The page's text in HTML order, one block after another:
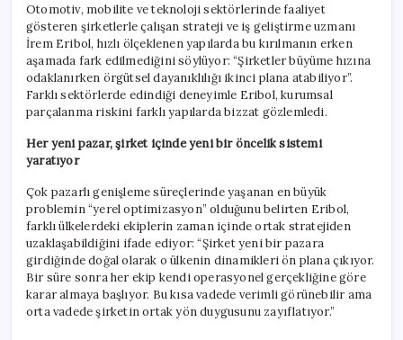
Otomotiv, mobilite ve teknoloji sektörlerinde faaliyet
gösteren şirketlerle çalışan strateji ve iş geliştirme uzmanı
İrem Eribol, hızlı ölçeklenen yapılarda bu kırılmanın erken
aşamada fark edilmediğini söylüyor: “Şirketler büyüme hızına
odaklanırken örgütsel dayanıklılığı ikinci plana atabiliyor”.
Farklı sektörlerde edindiği deneyimle Eribol, kurumsal
parçalanma riskini farklı yapılarda bizzat gözlemledi.
Her yeni pazar, şirket içinde yeni bir öncelik sistemi
yaratıyor
Çok pazarlı genişleme süreçlerinde yaşanan en büyük
problemin “yerel optimizasyon” olduğunu belirten Eribol,
farklı ülkelerdeki ekiplerin zaman içinde ortak stratejiden
uzaklaşabildiğini ifade ediyor: “Şirket yeni bir pazara
girdiğinde doğal olarak o ülkenin dinamikleri ön plana çıkıyor.
Bir süre sonra her ekip kendi operasyonel gerçekliğine göre
karar almaya başlıyor. Bu kısa vadede verimli görünebilir ama
orta vadede şirketin ortak yön duygusunu zayıflatıyor.”